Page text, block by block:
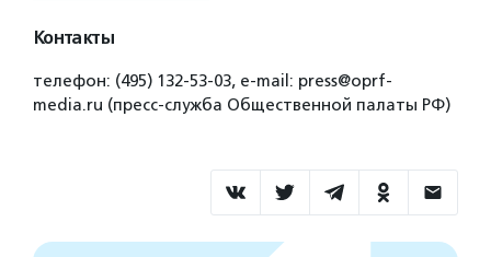
Контакты
телефон: (495) 132-53-03, e-mail: press@oprf-
media.ru (пресс-служба Общественной палаты РФ)